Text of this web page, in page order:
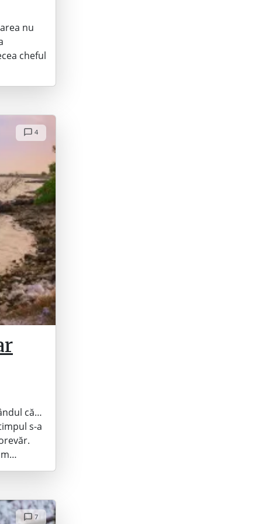
nu
cheful
4
că…
s-a
7